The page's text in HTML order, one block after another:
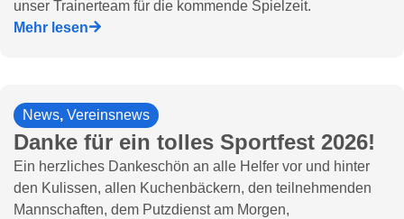
unser Trainerteam für die kommende Spielzeit.
Mehr lesen
News, Vereinsnews
Danke für ein tolles Sportfest 2026!
Ein herzliches Dankeschön an alle Helfer vor und hinter
den Kulissen, allen Kuchenbäckern, den teilnehmenden
Mannschaften, dem Putzdienst am Morgen,